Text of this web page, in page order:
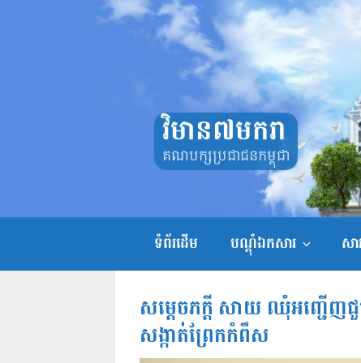
វិមាន៧មករា
គណបក្សប្រជាជនកម្ពុជា
ទំព័រដើម បណ្តុំឯកសារ សា
សម្តេចភក្តី សាយ ឈុំអញ្ជើ
សង្កាត់ព្រែកកំពឹស